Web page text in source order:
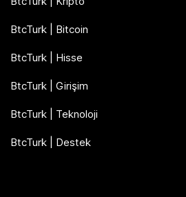
BtcTurk | Bitcoin
BtcTurk | Hisse
BtcTurk | Girişim
BtcTurk | Teknoloji
BtcTurk | Destek